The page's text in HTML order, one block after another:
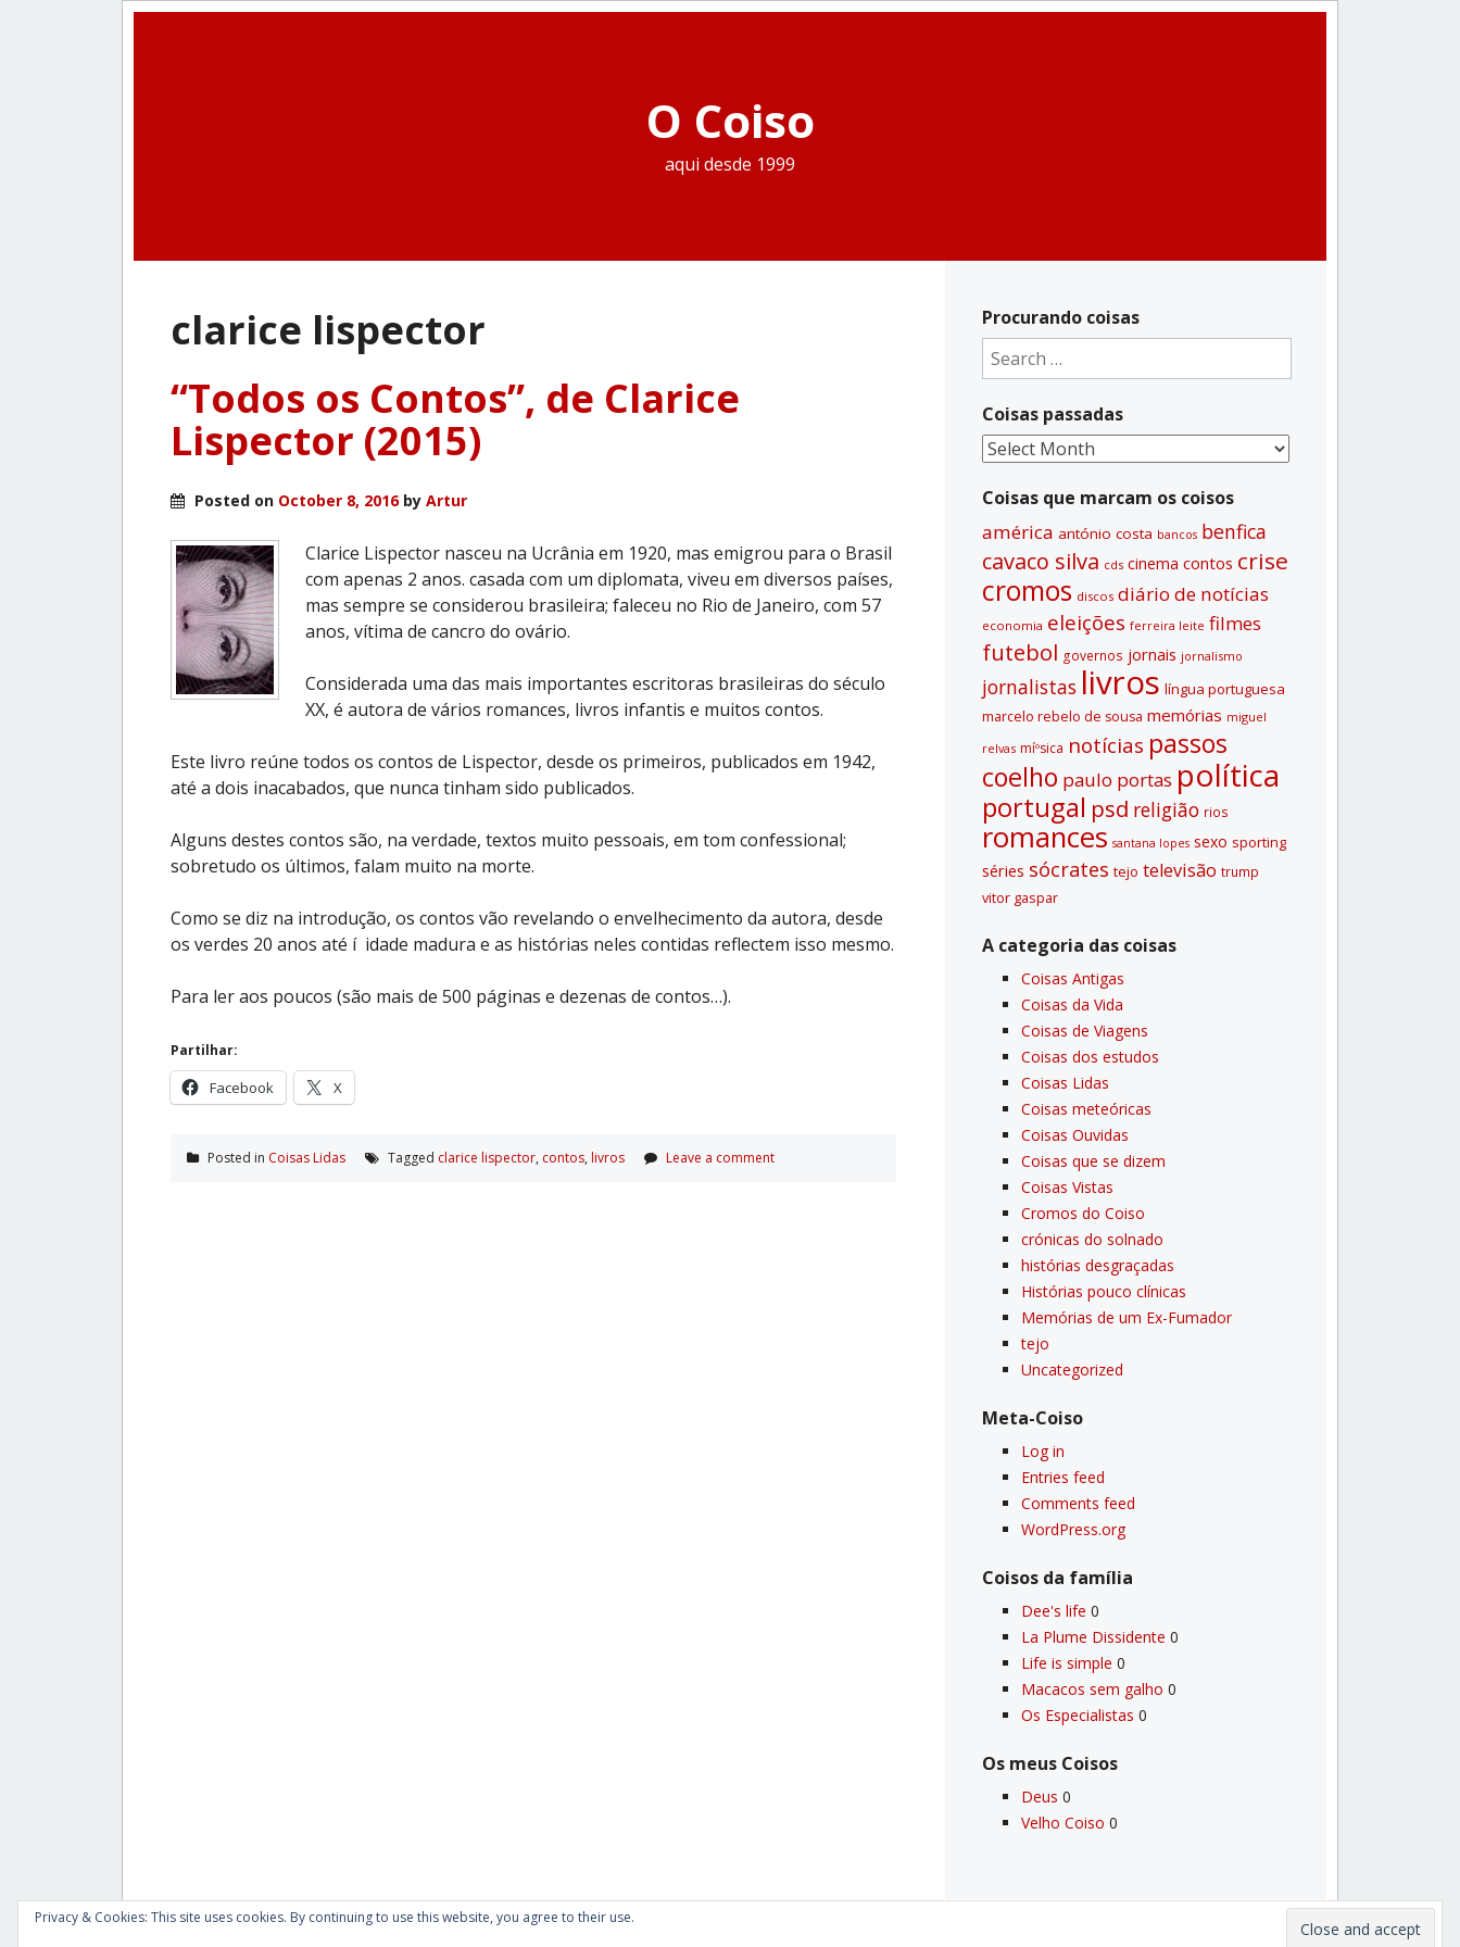
O Coiso
aqui desde 1999
clarice lispector
“Todos os Contos”, de Clarice
Lispector (2015)
Posted on October 8, 2016by Artur
Clarice Lispector nasceu na Ucrânia em 1920, mas emigrou para o Brasil
com apenas 2 anos. casada com um diplomata, viveu em diversos países,
mas sempre se considerou brasileira; faleceu no Rio de Janeiro, com 57
anos, vítima de cancro do ovário.
Considerada uma das mais importantes escritoras brasileiras do século
XX, é autora de vários romances, livros infantis e muitos contos.
Este livro reúne todos os contos de Lispector, desde os primeiros, publicados em 1942,
até a dois inacabados, que nunca tinham sido publicados.
Alguns destes contos são, na verdade, textos muito pessoais, em tom confessional;
sobretudo os últimos, falam muito na morte.
Como se diz na introdução, os contos vão revelando o envelhecimento da autora, desde
os verdes 20 anos até í idade madura e as histórias neles contidas reflectem isso mesmo.
Para ler aos poucos (são mais de 500 páginas e dezenas de contos…).
Partilhar:
Facebook X
Posted in Coisas Lidas Tagged clarice lispector, contos, livros Leave a comment
Procurando coisas
Search
for:
Coisas passadas
Coisas
Coisas que marcam os coisos
américa antónio costa bancos benfica
cavaco silva cds cinema contos crise
cromos discos diário de notí­cias
economia eleições ferreira leite filmes
futebol governos jornais jornalismo
jornalistas livros lí­ngua portuguesa
marcelo rebelo de sousa memórias miguel
relvas míºsica notí­cias passos
coelho paulo portas polí­tica
portugal psd religião rios
romances santana lopes sexo sporting
séries sócrates tejo televisão trump
vitor gaspar
A categoria das coisas
Coisas Antigas
Coisas da Vida
Coisas de Viagens
Coisas dos estudos
Coisas Lidas
Coisas meteóricas
Coisas Ouvidas
Coisas que se dizem
Coisas Vistas
Cromos do Coiso
crónicas do solnado
histórias desgraçadas
Histórias pouco clí­nicas
Memórias de um Ex-Fumador
tejo
Uncategorized
Meta-Coiso
Log in
Entries feed
Comments feed
WordPress.org
Coisos da famí­lia
Dee's life 0
La Plume Dissidente 0
Life is simple 0
Macacos sem galho 0
Os Especialistas 0
Os meus Coisos
Deus 0
Velho Coiso 0
Privacy & Cookies: This site uses cookies. By continuing to use this website, you agree to their use.